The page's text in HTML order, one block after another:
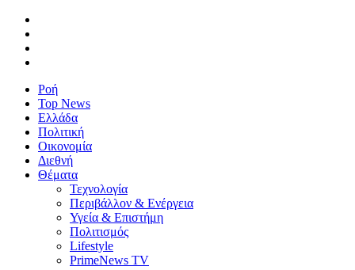
Ροή
Top News
Ελλάδα
Πολιτική
Οικονομία
Διεθνή
Θέματα
Τεχνολογία
Περιβάλλον & Ενέργεια
Υγεία & Επιστήμη
Πολιτισμός
Lifestyle
PrimeNews TV